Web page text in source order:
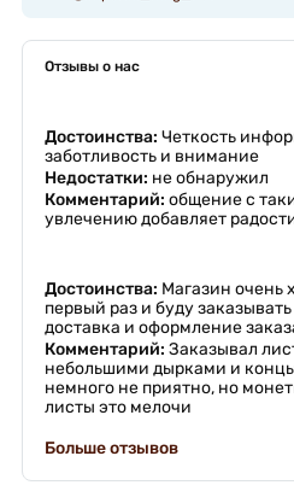
Отзывы о нас
Достоинства: Четкость
заботливость и внимание
Недостатки: не обнаружил
Комментарий: общение с
увлечению добавляет
Достоинства: Магазин очень
первый раз и буду
доставка и оформление
Комментарий: Заказывал
небольшими дырками и
немного не приятно, но
листы это мелочи
Больше отзывов